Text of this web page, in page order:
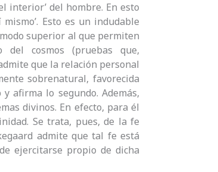
interior’ del hombre. En esto
Esto es un indudable
superior al que permiten
cosmos (pruebas que,
que la relación personal
sobrenatural, favorecida
afirma lo segundo. Además,
divinos. En efecto, para él
Se trata, pues, de la fe
admite que tal fe está
ejercitarse propio de dicha